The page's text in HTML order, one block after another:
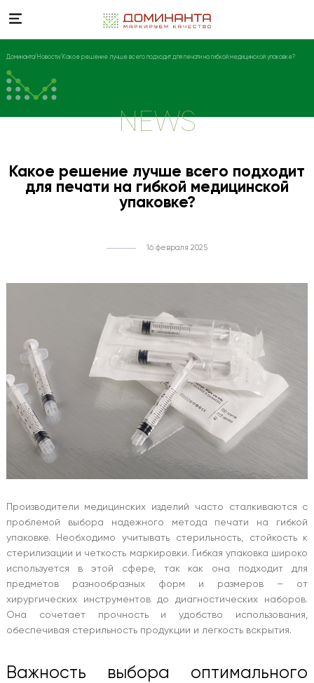
Доминанта Новости Какое решение лучше всего подходит для печати на гибкой медицинской упаковке?
NEWS
Какое решение лучше всего подходит
для печати на гибкой медицинской
упаковке?
16 февраля 2025
Производители медицинских изделий часто сталкиваются с
проблемой выбора надежного метода печати на гибкой
упаковке. Необходимо учитывать стерильность, стойкость к
стерилизации и четкость маркировки. Гибкая упаковка широко
используется в этой сфере, так как она подходит для
предметов разнообразных форм и размеров – от
хирургических инструментов до диагностических наборов.
Она сочетает прочность и удобство использования,
обеспечивая стерильность продукции и легкость вскрытия.
Важность выбора оптимального